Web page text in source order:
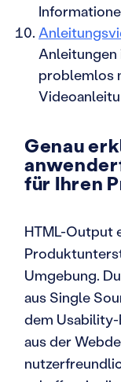
Anleitungen
problemlos
Genau
für Ihren
HTML-Output
Umgebung.
aus Single
dem
aus der